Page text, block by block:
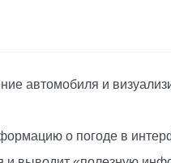
автомобиля и
о погоде в